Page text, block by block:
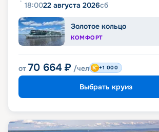
18:0022 августа 2026сб
Золотое кольцо
КОМФОРТ
от 70 664 ₽ /чел +1 000
Выбрать круиз